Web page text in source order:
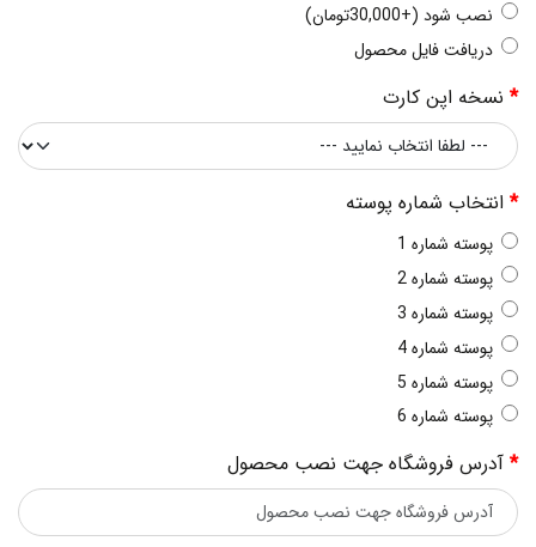
نصب شود (+30,000تومان)
دریافت فایل محصول
نسخه اپن کارت
انتخاب شماره پوسته
پوسته شماره 1
پوسته شماره 2
پوسته شماره 3
پوسته شماره 4
پوسته شماره 5
پوسته شماره 6
آدرس فروشگاه جهت نصب محصول